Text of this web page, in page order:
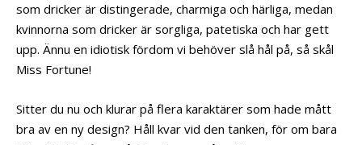
som dricker är distingerade, charmiga och härliga, medan
kvinnorna som dricker är sorgliga, patetiska och har gett
upp. Ännu en idiotisk fördom vi behöver slå hål på, så skål
Miss Fortune!
Sitter du nu och klurar på flera karaktärer som hade mått
bra av en ny design? Håll kvar vid den tanken, för om bara